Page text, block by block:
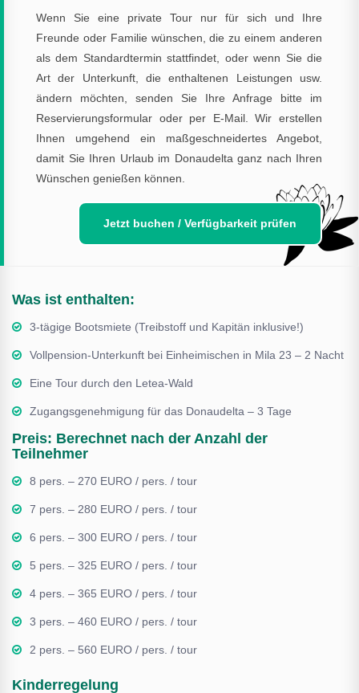
Wenn Sie eine private Tour nur für sich und Ihre
Freunde oder Familie wünschen, die zu einem anderen
als dem Standardtermin stattfindet, oder wenn Sie die
Art der Unterkunft, die enthaltenen Leistungen usw.
ändern möchten, senden Sie Ihre Anfrage bitte im
Reservierungsformular oder per E-Mail. Wir erstellen
Ihnen umgehend ein maßgeschneidertes Angebot,
damit Sie Ihren Urlaub im Donaudelta ganz nach Ihren
Wünschen genießen können.
Jetzt buchen / Verfügbarkeit prüfen
Was ist enthalten:
3-tägige Bootsmiete (Treibstoff und Kapitän inklusive!)
Vollpension-Unterkunft bei Einheimischen in Mila 23 – 2 Nacht
Eine Tour durch den Letea-Wald
Zugangsgenehmigung für das Donaudelta – 3 Tage
Preis: Berechnet nach der Anzahl der
Teilnehmer
8 pers. – 270 EURO / pers. / tour
7 pers. – 280 EURO / pers. / tour
6 pers. – 300 EURO / pers. / tour
5 pers. – 325 EURO / pers. / tour
4 pers. – 365 EURO / pers. / tour
3 pers. – 460 EURO / pers. / tour
2 pers. – 560 EURO / pers. / tour
Kinderregelung